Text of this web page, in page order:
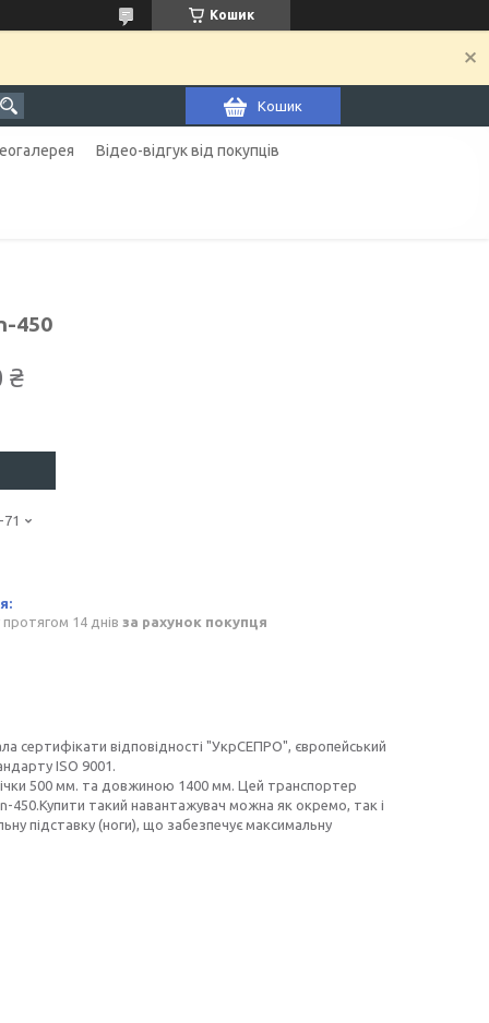
Кошик
Кошик
Відео-відгук від покупців
450
₴
14 днів за рахунок покупця
сертифікати відповідності "УкрСЕПРО", європейський
ISO 9001.
500 мм. та довжиною 1400 мм. Цей транспортер
450.Купити такий навантажувач можна як окремо, так і
підставку (ноги), що забезпечує максимальну